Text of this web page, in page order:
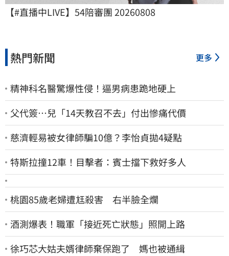
【#直播中LIVE】54陪審團 20260808
熱門新聞 更多
精神科名醫驚爆性侵！逼男病患跪地硬上
父代簽…兒「14天教召不去」付出慘痛代價
慈濟輕易被女律師騙10億？李怡貞拋4疑點
特斯拉撞12車！目擊者：賓士擋下救好多人
桃園85歲老婦遭尪殺害 右半臉全爛
酒測爆表！職軍「接近死亡狀態」照開上路
徐巧芯大姑夫婿律師棄保跑了 媽也被通緝